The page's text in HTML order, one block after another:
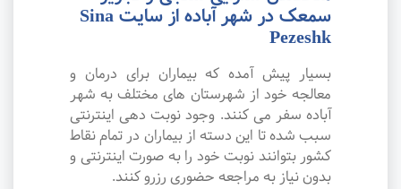
سمعک در شهر آباده از سایت Sina
Pezeshk
بسیار پیش آمده که بیماران برای درمان و
معالجه خود از شهرستان های مختلف به شهر
آباده سفر می کنند. وجود نوبت دهی اینترنتی
سبب شده تا این دسته از بیماران در تمام نقاط
کشور بتوانند نوبت خود را به صورت اینترنتی و
بدون نیاز به مراجعه حضوری رزرو کنند.